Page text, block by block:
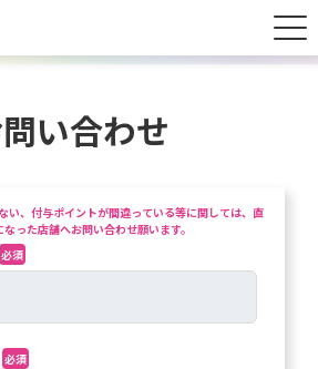
い合わせ
い、付与ポイントが間違っている等に関しては、直
った店舗へお問い合わせ願います。
必須
必須